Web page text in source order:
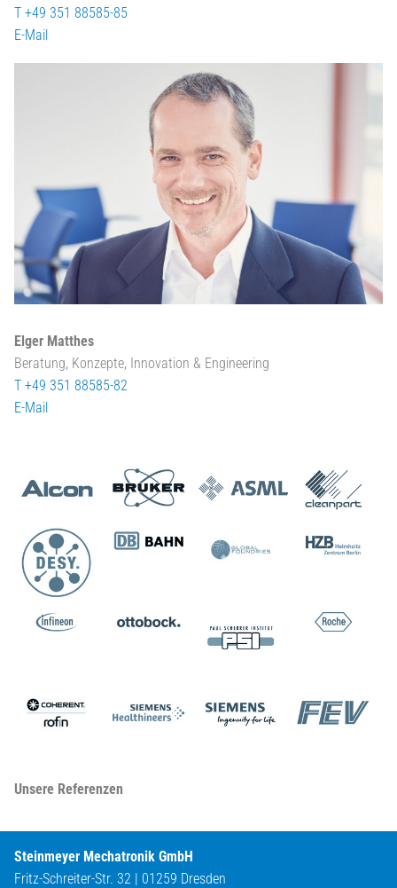
T +49 351 88585-85
E-Mail
Elger Matthes
Beratung, Konzepte, Innovation & Engineering
T +49 351 88585-82
E-Mail
Unsere Referenzen
Steinmeyer Mechatronik GmbH
Fritz-Schreiter-Str. 32 | 01259 Dresden